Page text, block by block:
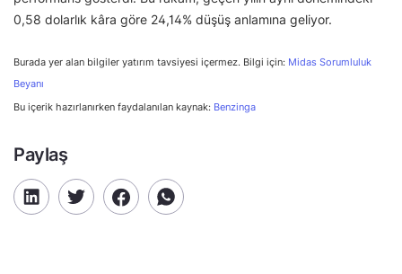
0,58 dolarlık kâra göre 24,14% düşüş anlamına geliyor.
Burada yer alan bilgiler yatırım tavsiyesi içermez. Bilgi için: Midas Sorumluluk
Beyanı
Bu içerik hazırlanırken faydalanılan kaynak: Benzinga
Paylaş